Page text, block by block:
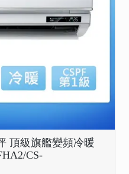
頂級旗艦變頻冷暖
CS-